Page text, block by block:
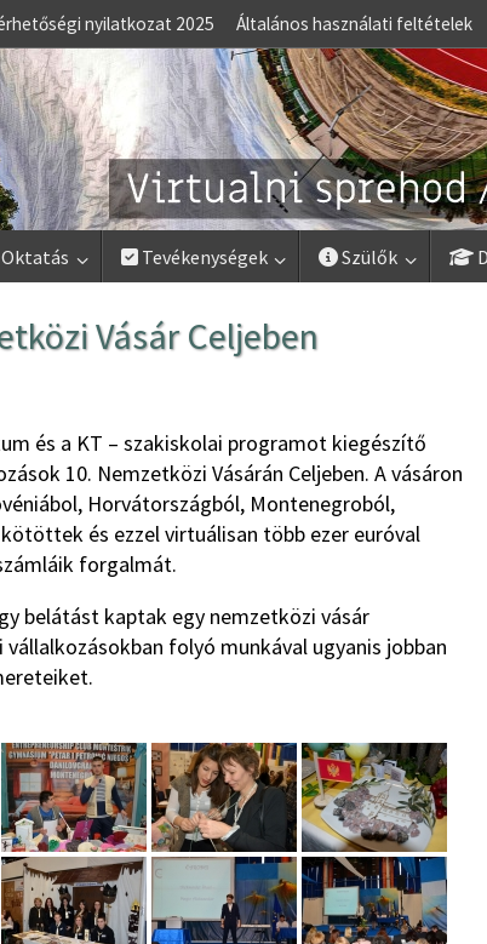
nyilatkozat 2025 Általános használati feltételek
Oktatás Tevékenységek Szülők
Vásár Celjeben
és a KT – szakiskolai programot kiegészítő
10. Nemzetközi Vásárán Celjeben. A vásáron
Horvátországból, Montenegroból,
és ezzel virtuálisan több ezer euróval
forgalmát.
belátást kaptak egy nemzetközi vásár
folyó munkával ugyanis jobban